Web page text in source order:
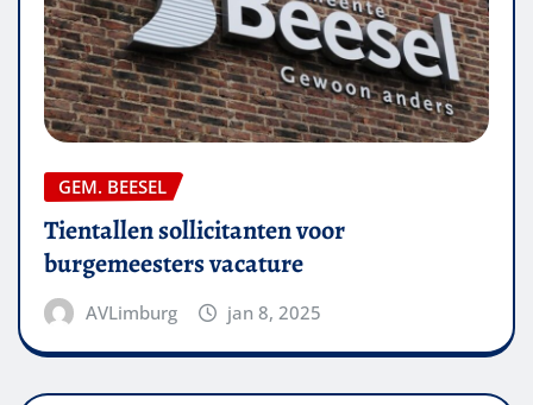
GEM. BEESEL
Tientallen sollicitanten voor
burgemeesters vacature
AVLimburg jan 8, 2025